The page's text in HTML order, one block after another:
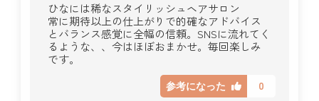
ひなには稀なスタイリッシュヘアサロン
常に期待以上の仕上がりで的確なアドバイス
とバランス感覚に全幅の信頼。SNSに流れてく
るような、、今はほぼおまかせ。毎回楽しみ
です。
参考になった 0